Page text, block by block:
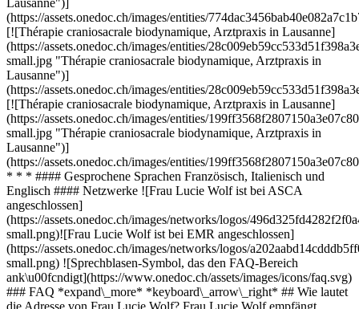
Lausanne")]
(https://assets.onedoc.ch/images/entities/
[![Thérapie craniosacrale biodynamique, Arztpraxis in Lausanne]
(https://assets.onedoc.ch/images/entities/
small.jpg "Thérapie craniosacrale biodynamique, Arztpraxis in
Lausanne")]
(https://assets.onedoc.ch/images/entities/
[![Thérapie craniosacrale biodynamique, Arztpraxis in Lausanne]
(https://assets.onedoc.ch/images/entities/
small.jpg "Thérapie craniosacrale biodynamique, Arztpraxis in
Lausanne")]
(https://assets.onedoc.ch/images/entities/
* * * #### Gesprochene Sprachen Französisch, Italienisch und
Englisch #### Netzwerke ![Frau Lucie Wolf ist bei ASCA
angeschlossen]
(https://assets.onedoc.ch/images/networks/logos/
small.png)![Frau Lucie Wolf ist bei EMR angeschlossen]
(https://assets.onedoc.ch/images/networks/logos/
small.png) ![Sprechblasen-Symbol, das den FAQ-Bereich
ank\u00fcndigt](https://www.onedoc.ch/assets/images/icons/faq.svg)
### FAQ *expand\_more* *keyboard\_arrow\_right* ## Wie lautet
die Adresse von Frau Lucie Wolf? Frau Lucie Wolf empfängt